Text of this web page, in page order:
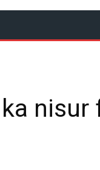
nisur